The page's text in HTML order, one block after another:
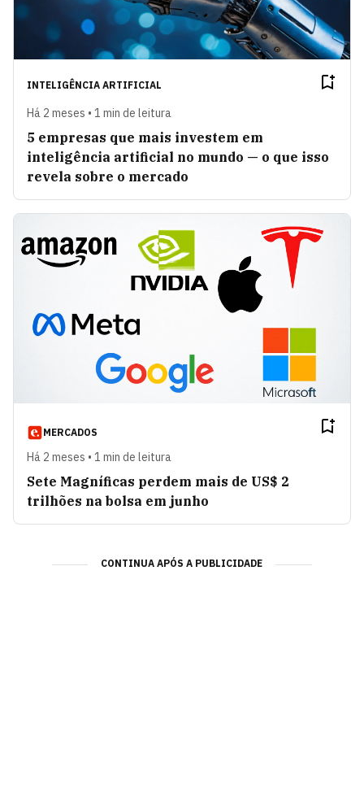
INTELIGÊNCIA ARTIFICIAL
Há 2 meses • 1 min de leitura
5 empresas que mais investem em
inteligência artificial no mundo — o que isso
revela sobre o mercado
MERCADOS
Há 2 meses • 1 min de leitura
Sete Magníficas perdem mais de US$ 2
trilhões na bolsa em junho
CONTINUA APÓS A PUBLICIDADE